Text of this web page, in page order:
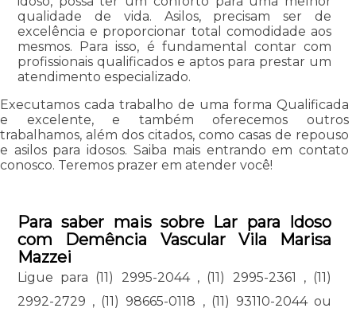
qualidade de vida. Asilos, precisam ser de
excelência e proporcionar total comodidade aos
mesmos. Para isso, é fundamental contar com
profissionais qualificados e aptos para prestar um
atendimento especializado.
Executamos cada trabalho de uma forma Qualificada
e excelente, e também oferecemos outros
trabalhamos, além dos citados, como casas de repouso
e asilos para idosos. Saiba mais entrando em contato
conosco. Teremos prazer em atender você!
Para saber mais sobre Lar para Idoso
com Demência Vascular Vila Marisa
Mazzei
Ligue para (11) 2995-2044 , (11) 2995-2361 , (11)
2992-2729 , (11) 98665-0118 , (11) 93110-2044 ou